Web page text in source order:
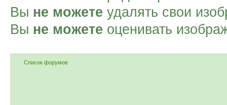
Вы не можете удалять свои
Вы не можете оценивать
Список форумов